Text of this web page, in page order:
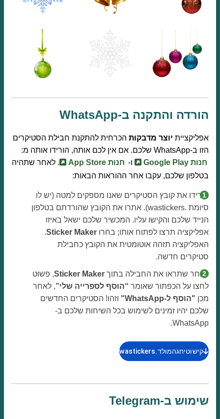
הורדה והתקנה ב-WhatsApp
אפליקציית יוצר מדבקות הכרחית להתקנת חבילת הסטיקרים
הזו ב-WhatsApp שלכם. אם אין לכם אותה, הורידו אותה מ:
חנות Google Play
ו- חנות App Store
. לאחר שתהיה
בטלפון שלכם, עקבו אחר ההוראות הבאות:
הורידו את קובץ הסטיקרים שאנו מספקים למטה (יש לו
סיומת .wastickers). אתרו את הקובץ שהורדתם בטלפון
הנייד שלכם והקישו עליו. המכשיר שלכם ישאל באיזו
אפליקציה תרצו לפתוח אותו; בחרו Sticker Maker
.
האפליקציה תזהה אוטומטית את הקובץ כחבילת
סטיקרים חדשה.
לאחר שתראו את החבילה בתוך Sticker Maker, פשוט
לחצו על הכפתור שאומר “הוסף לספרייה שלי”, לאחר
מכן "הוסף ל-WhatsApp"
וזהו! הסטיקרים החדשים
שלכם יהיו זמינים לשימוש בכל השיחות שלכם ב-
WhatsApp.
קישוטיחגהמולד.wastickers
שימוש ב-Telegram